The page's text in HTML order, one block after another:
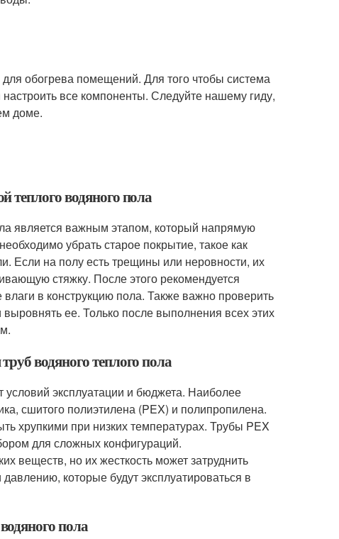
обогрева помещений. Для того чтобы система
все компоненты. Следуйте нашему гиду,
доме.
теплого водяного пола
является важным этапом, который напрямую
убрать старое покрытие, такое как
Если на полу есть трещины или неровности, их
стяжку. После этого рекомендуется
в конструкцию пола. Также важно проверить
ее. Только после выполнения всех этих
водяного теплого пола
условий эксплуатации и бюджета. Наиболее
сшитого полиэтилена (PEX) и полипропилена.
хрупкими при низких температурах. Трубы PEX
для сложных конфигураций.
веществ, но их жесткость может затруднить
которые будут эксплуатироваться в
пола